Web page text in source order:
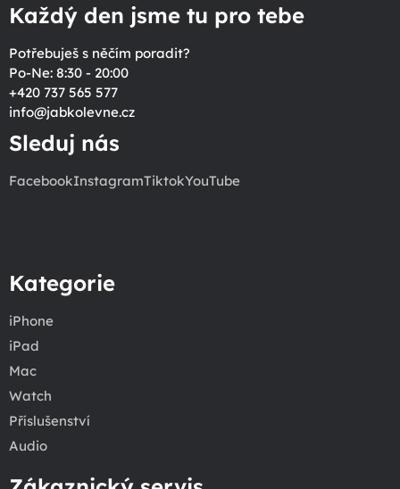
Každý den jsme tu pro tebe
Potřebuješ s něčím poradit?
Po-Ne: 8:30 - 20:00
+420 737 565 577
info@jabkolevne.cz
Sleduj nás
FacebookInstagramTiktokYouTube
Kategorie
iPhone
iPad
Mac
Watch
Příslušenství
Audio